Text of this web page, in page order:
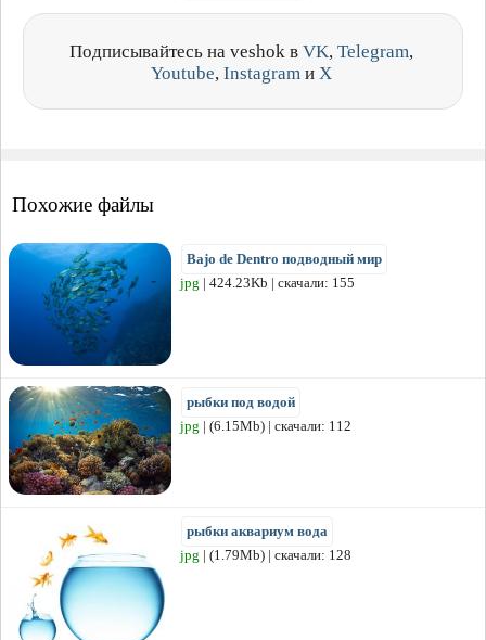
Подписывайтесь на veshok в VK, Telegram,
Youtube, Instagram и X
Похожие файлы
Bajo de Dentro подводный мир
jpg | 424.23Kb | скачали: 155
рыбки под водой
jpg | (6.15Mb) | скачали: 112
рыбки аквариум вода
jpg | (1.79Mb) | скачали: 128